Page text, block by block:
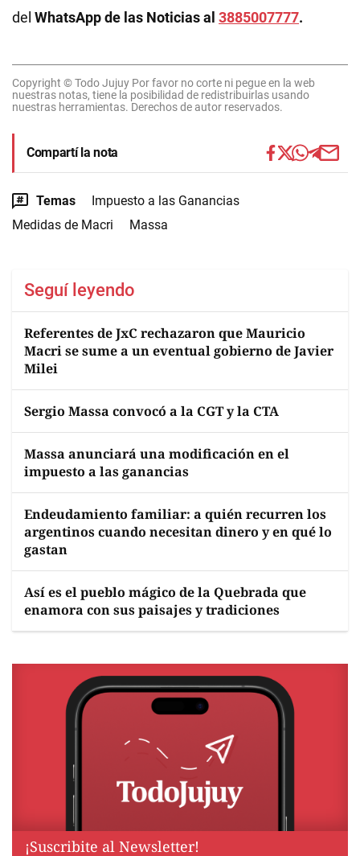
del WhatsApp de las Noticias al 3885007777.
Copyright © Todo Jujuy Por favor no corte ni pegue en la web
nuestras notas, tiene la posibilidad de redistribuirlas usando
nuestras herramientas. Derechos de autor reservados.
Compartí la nota
Temas
Impuesto a las Ganancias
Medidas de Macri
Massa
Seguí leyendo
Referentes de JxC rechazaron que Mauricio
Macri se sume a un eventual gobierno de Javier
Milei
Sergio Massa convocó a la CGT y la CTA
Massa anunciará una modificación en el
impuesto a las ganancias
Endeudamiento familiar: a quién recurren los
argentinos cuando necesitan dinero y en qué lo
gastan
Así es el pueblo mágico de la Quebrada que
enamora con sus paisajes y tradiciones
¡Suscribite al Newsletter!